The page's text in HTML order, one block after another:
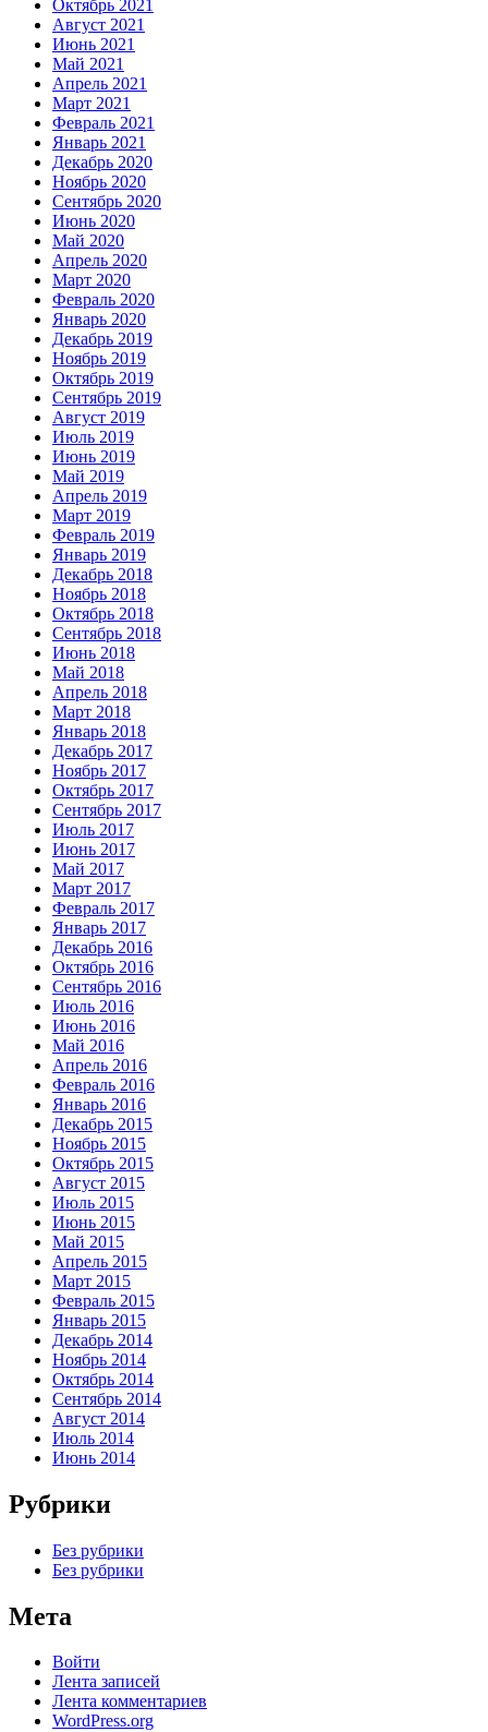
Октябрь 2021
Август 2021
Июнь 2021
Май 2021
Апрель 2021
Март 2021
Февраль 2021
Январь 2021
Декабрь 2020
Ноябрь 2020
Сентябрь 2020
Июнь 2020
Май 2020
Апрель 2020
Март 2020
Февраль 2020
Январь 2020
Декабрь 2019
Ноябрь 2019
Октябрь 2019
Сентябрь 2019
Август 2019
Июль 2019
Июнь 2019
Май 2019
Апрель 2019
Март 2019
Февраль 2019
Январь 2019
Декабрь 2018
Ноябрь 2018
Октябрь 2018
Сентябрь 2018
Июнь 2018
Май 2018
Апрель 2018
Март 2018
Январь 2018
Декабрь 2017
Ноябрь 2017
Октябрь 2017
Сентябрь 2017
Июль 2017
Июнь 2017
Май 2017
Март 2017
Февраль 2017
Январь 2017
Декабрь 2016
Октябрь 2016
Сентябрь 2016
Июль 2016
Июнь 2016
Май 2016
Апрель 2016
Февраль 2016
Январь 2016
Декабрь 2015
Ноябрь 2015
Октябрь 2015
Август 2015
Июль 2015
Июнь 2015
Май 2015
Апрель 2015
Март 2015
Февраль 2015
Январь 2015
Декабрь 2014
Ноябрь 2014
Октябрь 2014
Сентябрь 2014
Август 2014
Июль 2014
Июнь 2014
Рубрики
Без рубрики
Без рубрики
Мета
Войти
Лента записей
Лента комментариев
WordPress.org